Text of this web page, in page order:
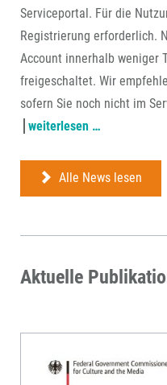
Serviceportal. Für die
Registrierung erforderlich.
Account innerhalb weniger
freigeschaltet. Wir
sofern Sie noch nicht im
weiterlesen …
22.
juli
ffa-
Alle News lesen
Aktuelle